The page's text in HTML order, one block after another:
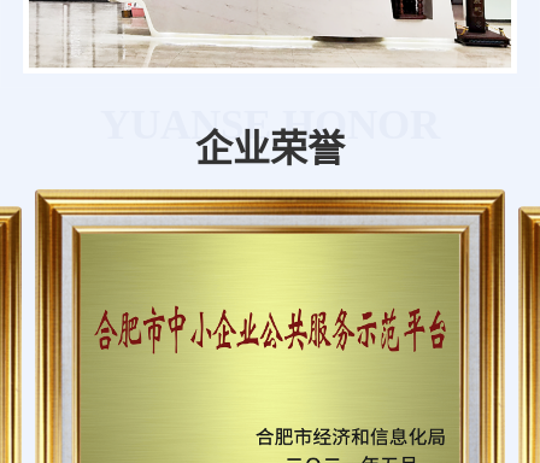
YUANSE HONOR
企业荣誉